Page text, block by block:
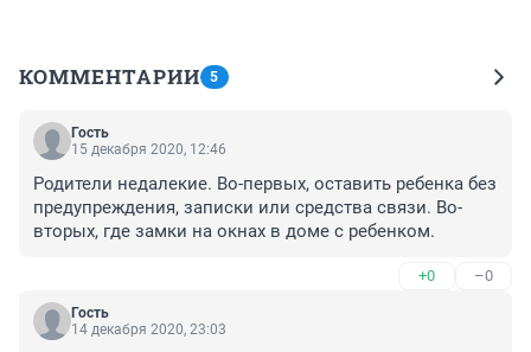
КОММЕНТАРИИ 5
Гость
15 декабря 2020, 12:46
Родители недалекие. Во-первых, оставить ребенка без
предупреждения, записки или средства связи. Во-
вторых, где замки на окнах в доме с ребенком.
+0 –0
Гость
14 декабря 2020, 23:03